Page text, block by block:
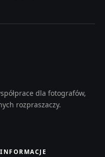
dla fotografów,
rozpraszaczy.
INFORMACJE